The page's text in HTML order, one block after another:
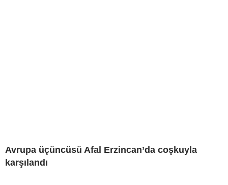
Avrupa üçüncüsü Afal Erzincan’da coşkuyla
karşılandı